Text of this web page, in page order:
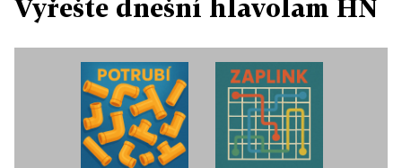
Vyřešte dnešní hlavolam HN